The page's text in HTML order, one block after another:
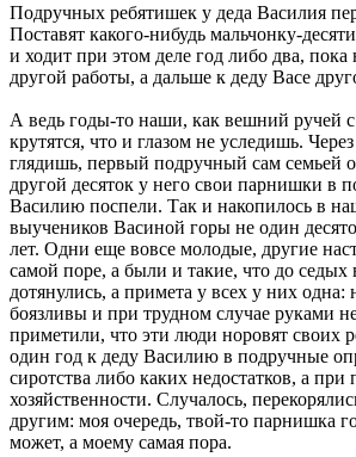
Подручных ребятишек у деда Василия
Поставят какого-нибудь мальчонку-
и ходит при этом деле год либо два, пока
другой работы, а дальше к деду Васе
А ведь годы-то наши, как вешний ручей с
крутятся, что и глазом не уследишь.
глядишь, первый подручный сам семьей
другой десяток у него свои парнишки в
Василию поспели. Так и накопилось в
выучеников Васиной горы не один
лет. Одни еще вовсе молодые, другие
самой поре, а были и такие, что до седых
дотянулись, а примета у всех у них одна:
боязливы и при трудном случае руками
приметили, что эти люди норовят своих
один год к деду Василию в подручные
сиротства либо каких недостатков, а
хозяйственности. Случалось,
другим: моя очередь, твой-то парнишка
может, а моему самая пора.